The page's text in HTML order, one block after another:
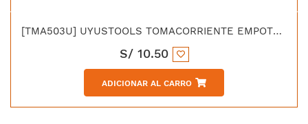
[TMA503U] UYUSTOOLS TOMACORRIENTE EMPOTRABLE TRIPLE ACERO INOX C/CURVA
S/ 10.50
ADICIONAR AL CARRO